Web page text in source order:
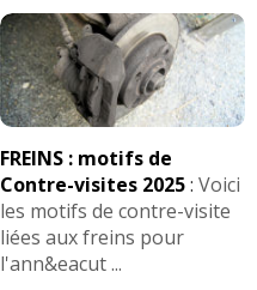
FREINS : motifs de
Contre-visites 2025: Voici
les motifs de contre-visite
liées aux freins pour
l'ann&eacut ...